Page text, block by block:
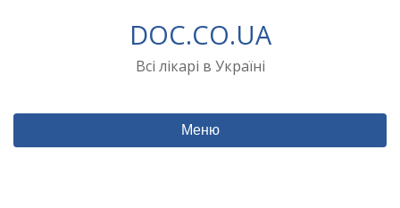
DOC.CO.UA
Всі лікарі в Україні
Меню